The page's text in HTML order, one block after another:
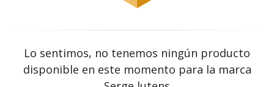
Lo sentimos, no tenemos ningún producto
disponible en este momento para la marca